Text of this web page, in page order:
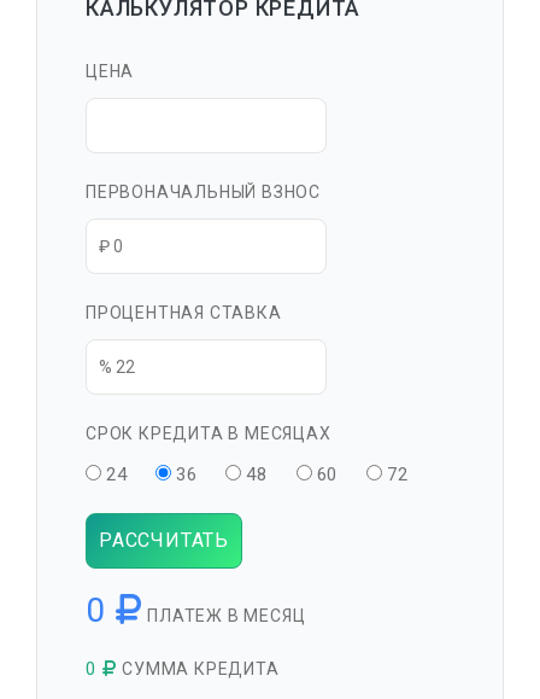
КАЛЬКУЛЯТОР КРЕДИТА
ЦЕНА
ПЕРВОНАЧАЛЬНЫЙ ВЗНОС
ПРОЦЕНТНАЯ СТАВКА
СРОК КРЕДИТА В МЕСЯЦАХ
24 36 48 60 72
РАССЧИТАТЬ
0 ПЛАТЕЖ В МЕСЯЦ
0 СУММА КРЕДИТА